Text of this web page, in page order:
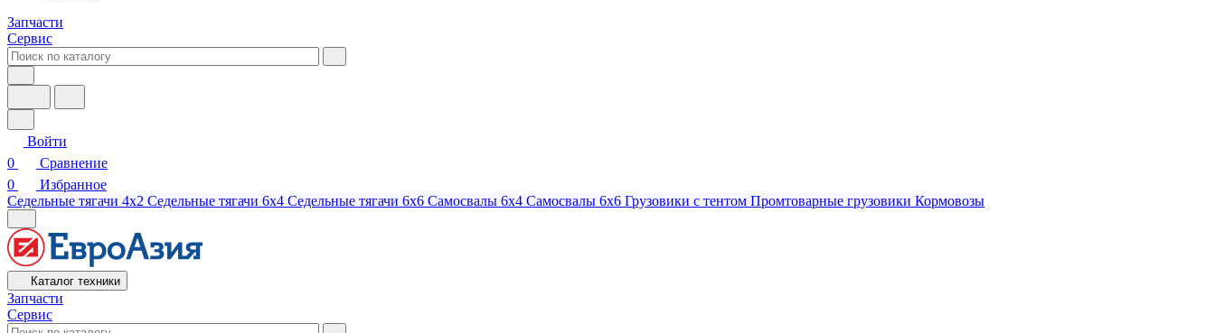
Запчасти
Сервис
Войти
0
Сравнение
0
Избранное
Седельные тягачи 4х2 Седельные тягачи 6х4 Седельные тягачи 6х6 Самосвалы 6х4 Самосвалы 6х6 Грузовики с тентом Промтоварные грузовики Кормовозы
Каталог техники
Запчасти
Сервис